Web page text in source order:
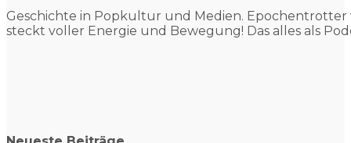
Geschichte in Popkultur und Medien. Epochentrotter
steckt voller Energie und Bewegung! Das alles als